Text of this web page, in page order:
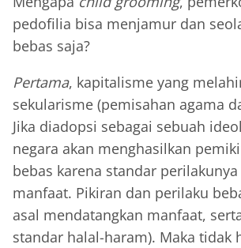
pedofilia bisa menjamur dan
bebas saja?
Pertama, kapitalisme yang
sekularisme (pemisahan agama
Jika diadopsi sebagai sebuah
negara akan menghasilkan
bebas karena standar
manfaat. Pikiran dan perilaku
asal mendatangkan manfaat,
standar halal-haram). Maka tidak